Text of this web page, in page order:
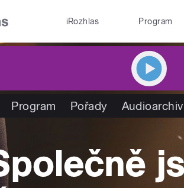
iRozhlas Program
Program Pořady Audioarchiv